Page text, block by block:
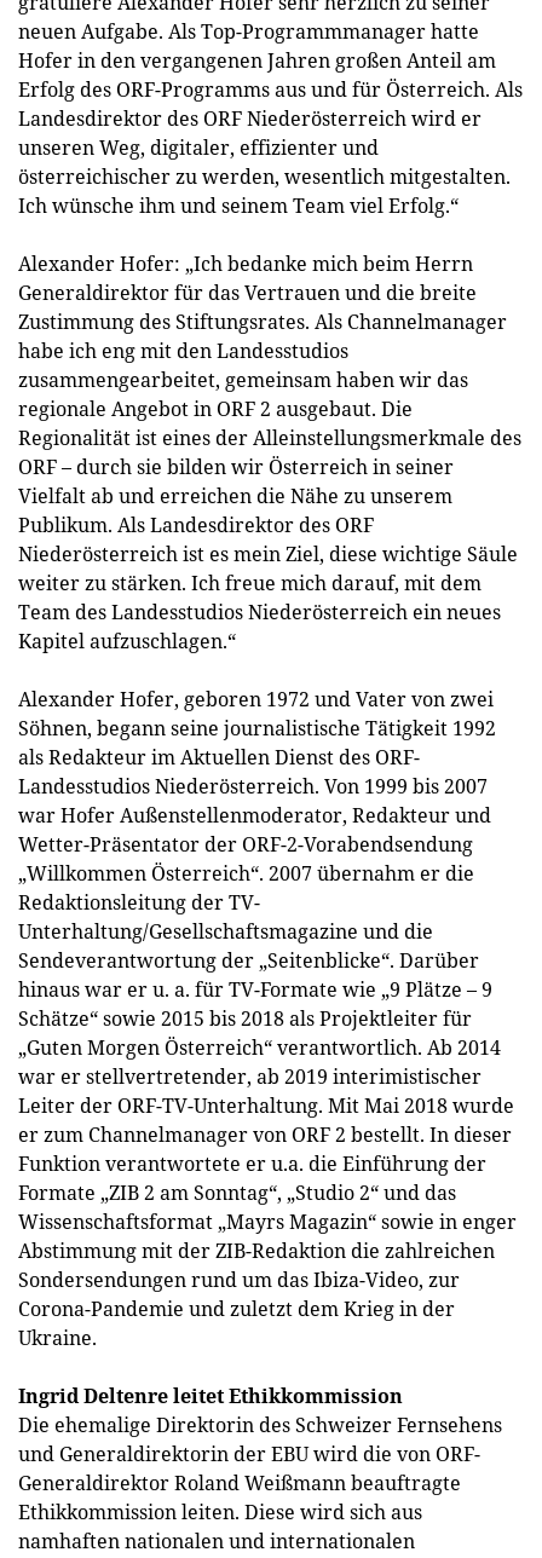
neuen Aufgabe. Als Top-Programmmanager hatte
Hofer in den vergangenen Jahren großen Anteil am
Erfolg des ORF-Programms aus und für Österreich. Als
Landesdirektor des ORF Niederösterreich wird er
unseren Weg, digitaler, effizienter und
österreichischer zu werden, wesentlich mitgestalten.
Ich wünsche ihm und seinem Team viel Erfolg.“
Alexander Hofer: „Ich bedanke mich beim Herrn
Generaldirektor für das Vertrauen und die breite
Zustimmung des Stiftungsrates. Als Channelmanager
habe ich eng mit den Landesstudios
zusammengearbeitet, gemeinsam haben wir das
regionale Angebot in ORF 2 ausgebaut. Die
Regionalität ist eines der Alleinstellungsmerkmale des
ORF – durch sie bilden wir Österreich in seiner
Vielfalt ab und erreichen die Nähe zu unserem
Publikum. Als Landesdirektor des ORF
Niederösterreich ist es mein Ziel, diese wichtige Säule
weiter zu stärken. Ich freue mich darauf, mit dem
Team des Landesstudios Niederösterreich ein neues
Kapitel aufzuschlagen.“
Alexander Hofer, geboren 1972 und Vater von zwei
Söhnen, begann seine journalistische Tätigkeit 1992
als Redakteur im Aktuellen Dienst des ORF-
Landesstudios Niederösterreich. Von 1999 bis 2007
war Hofer Außenstellenmoderator, Redakteur und
Wetter-Präsentator der ORF-2-Vorabendsendung
„Willkommen Österreich“. 2007 übernahm er die
Redaktionsleitung der TV-
Unterhaltung/Gesellschaftsmagazine und die
Sendeverantwortung der „Seitenblicke“. Darüber
hinaus war er u. a. für TV-Formate wie „9 Plätze – 9
Schätze“ sowie 2015 bis 2018 als Projektleiter für
„Guten Morgen Österreich“ verantwortlich. Ab 2014
war er stellvertretender, ab 2019 interimistischer
Leiter der ORF-TV-Unterhaltung. Mit Mai 2018 wurde
er zum Channelmanager von ORF 2 bestellt. In dieser
Funktion verantwortete er u.a. die Einführung der
Formate „ZIB 2 am Sonntag“, „Studio 2“ und das
Wissenschaftsformat „Mayrs Magazin“ sowie in enger
Abstimmung mit der ZIB-Redaktion die zahlreichen
Sondersendungen rund um das Ibiza-Video, zur
Corona-Pandemie und zuletzt dem Krieg in der
Ukraine.
Ingrid Deltenre leitet Ethikkommission
Die ehemalige Direktorin des Schweizer Fernsehens
und Generaldirektorin der EBU wird die von ORF-
Generaldirektor Roland Weißmann beauftragte
Ethikkommission leiten. Diese wird sich aus
namhaften nationalen und internationalen